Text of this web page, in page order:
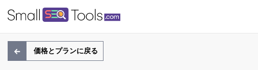
価格とプランに戻る